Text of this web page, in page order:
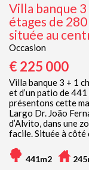
Villa banque
étages de
située au
Occasion
€ 225 000
Villa banque 3 + 1
et d’un patio de
présentons cette
Largo Dr. João
d’Alvito, dans une
facile. Située à côté
441m2